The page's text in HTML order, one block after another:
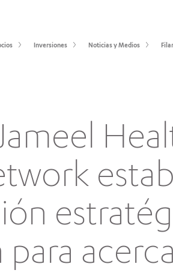
Inversiones Noticias y Medios